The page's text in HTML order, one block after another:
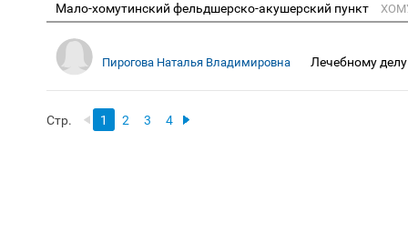
Мало-хомутинский фельдшерско-акушерский пункт
Пирогова Наталья Владимировна Лечебному делу
Стр. 1 2 3 4